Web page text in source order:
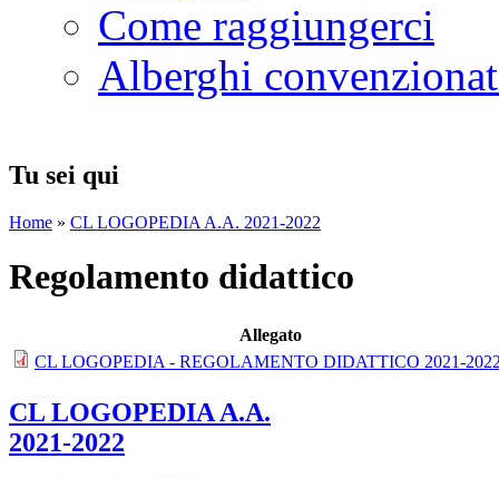
Come raggiungerci
Alberghi
Tu sei qui
Home » CL LOGOPEDIA A.A. 2021-2022
Regolamento didattico
Allegato
CL LOGOPEDIA - REGOLAMENTO DIDATTICO 2021-
CL LOGOPEDIA A.A.
2021-2022